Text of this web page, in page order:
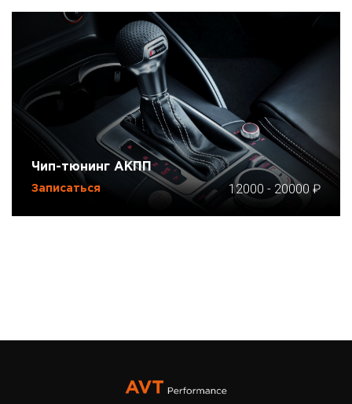
Чип-тюнинг АКПП
Записаться 12000 - 20000